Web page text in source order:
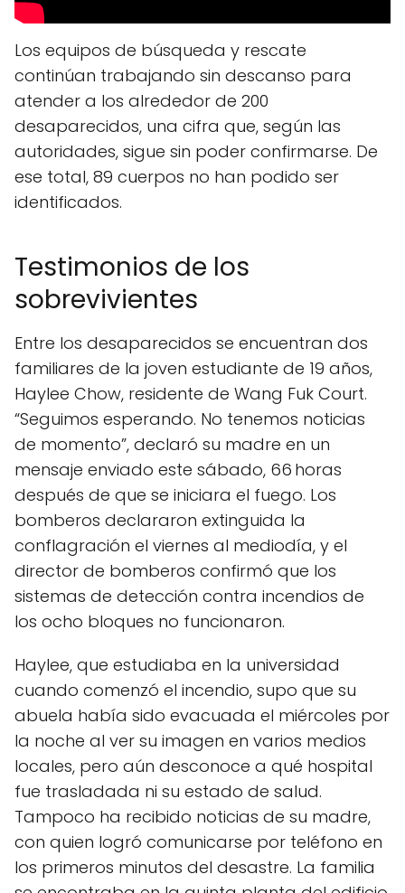
Los equipos de búsqueda y rescate
continúan trabajando sin descanso para
atender a los alrededor de 200
desaparecidos, una cifra que, según las
autoridades, sigue sin poder confirmarse. De
ese total, 89 cuerpos no han podido ser
identificados.
Testimonios de los
sobrevivientes
Entre los desaparecidos se encuentran dos
familiares de la joven estudiante de 19 años,
Haylee Chow, residente de Wang Fuk Court.
“Seguimos esperando. No tenemos noticias
de momento”, declaró su madre en un
mensaje enviado este sábado, 66 horas
después de que se iniciara el fuego. Los
bomberos declararon extinguida la
conflagración el viernes al mediodía, y el
director de bomberos confirmó que los
sistemas de detección contra incendios de
los ocho bloques no funcionaron.
Haylee, que estudiaba en la universidad
cuando comenzó el incendio, supo que su
abuela había sido evacuada el miércoles por
la noche al ver su imagen en varios medios
locales, pero aún desconoce a qué hospital
fue trasladada ni su estado de salud.
Tampoco ha recibido noticias de su madre,
con quien logró comunicarse por teléfono en
los primeros minutos del desastre. La familia